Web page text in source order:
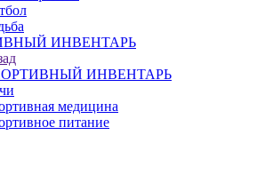
ИНВЕНТАРЬ
ИНВЕНТАРЬ
медицина
питание